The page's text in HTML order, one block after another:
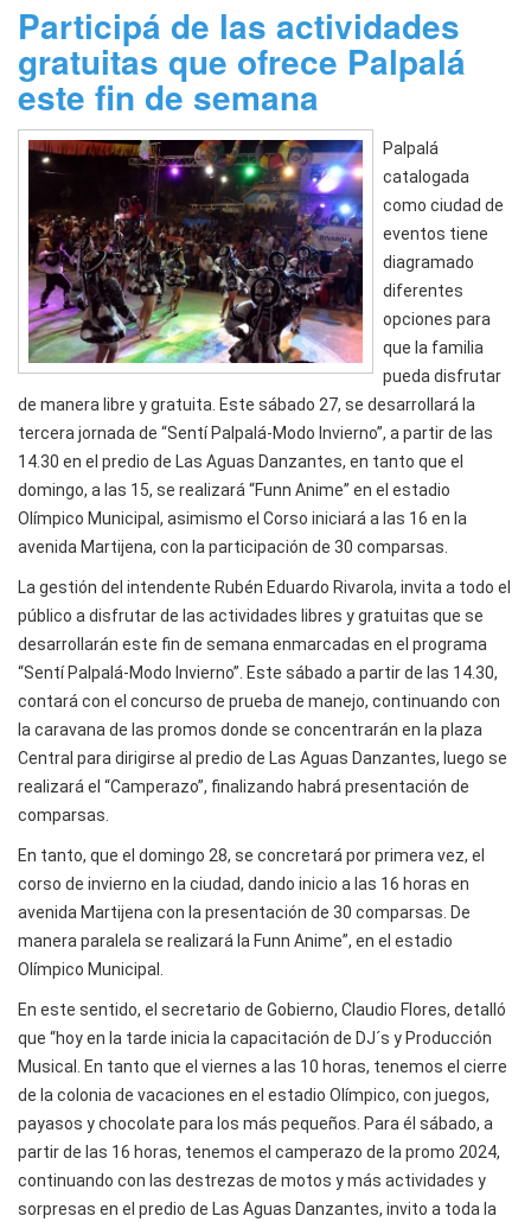
Participá de las actividades
gratuitas que ofrece Palpalá
este fin de semana
Palpalá
catalogada
como ciudad de
eventos tiene
diagramado
diferentes
opciones para
que la familia
pueda disfrutar
de manera libre y gratuita. Este sábado 27, se desarrollará la
tercera jornada de “Sentí Palpalá-Modo Invierno”, a partir de las
14.30 en el predio de Las Aguas Danzantes, en tanto que el
domingo, a las 15, se realizará “Funn Anime” en el estadio
Olímpico Municipal, asimismo el Corso iniciará a las 16 en la
avenida Martijena, con la participación de 30 comparsas.
La gestión del intendente Rubén Eduardo Rivarola, invita a todo el
público a disfrutar de las actividades libres y gratuitas que se
desarrollarán este fin de semana enmarcadas en el programa
“Sentí Palpalá-Modo Invierno”. Este sábado a partir de las 14.30,
contará con el concurso de prueba de manejo, continuando con
la caravana de las promos donde se concentrarán en la plaza
Central para dirigirse al predio de Las Aguas Danzantes, luego se
realizará el “Camperazo”, finalizando habrá presentación de
comparsas.
En tanto, que el domingo 28, se concretará por primera vez, el
corso de invierno en la ciudad, dando inicio a las 16 horas en
avenida Martijena con la presentación de 30 comparsas. De
manera paralela se realizará la Funn Anime”, en el estadio
Olímpico Municipal.
En este sentido, el secretario de Gobierno, Claudio Flores, detalló
que “hoy en la tarde inicia la capacitación de DJ´s y Producción
Musical. En tanto que el viernes a las 10 horas, tenemos el cierre
de la colonia de vacaciones en el estadio Olímpico, con juegos,
payasos y chocolate para los más pequeños. Para él sábado, a
partir de las 16 horas, tenemos el camperazo de la promo 2024,
continuando con las destrezas de motos y más actividades y
sorpresas en el predio de Las Aguas Danzantes, invito a toda la